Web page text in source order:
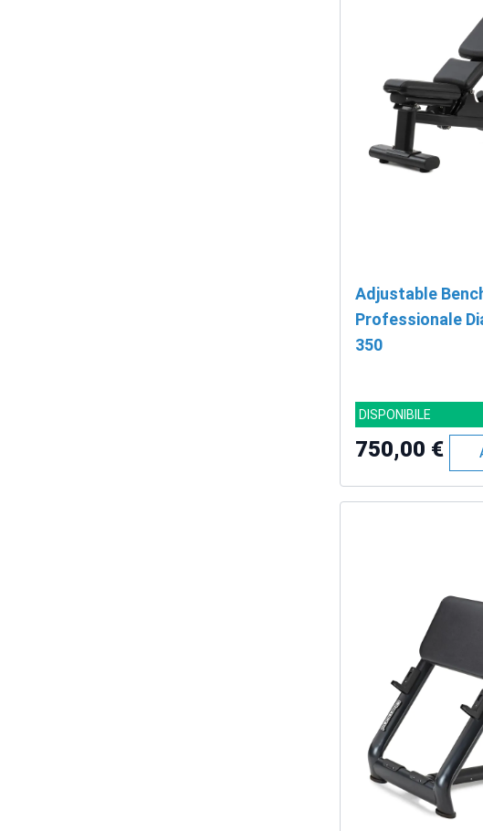
Adjustable
Professionale
350
DISPONIBILE
750,00 €